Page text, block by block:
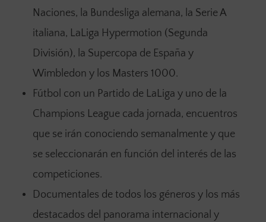
Naciones, la Bundesliga alemana, la Serie A
italiana, LaLiga Hypermotion (Segunda
División), la Supercopa de España y
Wimbledon y los Masters 1000.
Fútbol con un Partido de LaLiga y uno de la
Champions League cada jornada, encuentros
que se irán conociendo semanalmente y que
se seleccionarán en función del interés de las
competiciones.
Documentales de todos los géneros y los más
destacados del panorama internacional y